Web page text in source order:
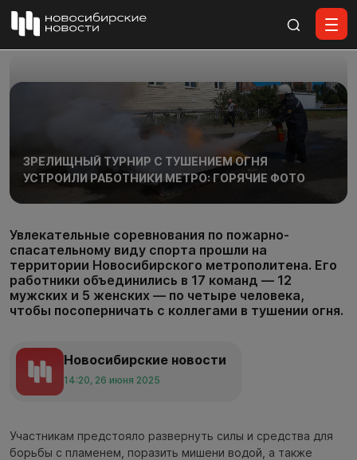
ЗРЕЛИЩНЫЙ ТУРНИР С ТУШЕНИЕМ ОГНЯ
УСТРОИЛИ РАБОТНИКИ МЕТРО: ГОРЯЧИЕ ФОТО
Увлекательные соревнования по пожарно-
спасательному виду спорта прошли на
территории Новосибирского метрополитена. Его
работники объединились в 17 команд — 12
мужских и 5 женских — по четыре человека,
чтобы посоперничать с коллегами в тушении огня.
Новосибирские новости
14:20, 26 июня 2025
Участникам предстояло развернуть силы и средства для
борьбы с пламенем, поразить мишени водой, а также